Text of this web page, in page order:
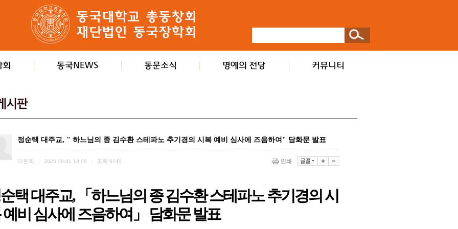
정순택 대주교, " 하느님의 종 김수환 스테파노 추기경의 시복 예비 심사에 즈음하여" 담화문 발표
이돈희 2025.09.01 19:09 조회 6149 인쇄
택 대주교, 「하느님의 종 김수환 스테파노 추기경의 시
예비 심사에 즈음하여」 담화문 발표